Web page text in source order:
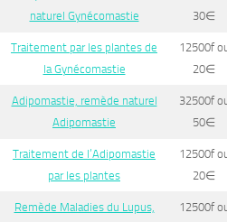
naturel Gynécomastie
30∈
Traitement par les plantes de
la Gynécomastie
12500f
20∈
Adipomastie, remède naturel
Adipomastie
32500f
50∈
Traitement de l’Adipomastie
par les plantes
12500f
20∈
Remède Maladies du Lupus,
12500f